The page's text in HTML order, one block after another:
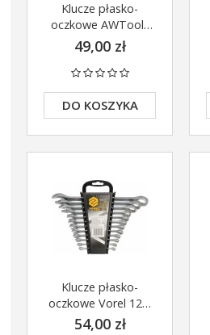
Klucze płasko-
oczkowe AWTools
6el 8-18mm
49,00 zł
DO KOSZYKA
Klucze płasko-
oczkowe Vorel 12el
6-22mm
54,00 zł